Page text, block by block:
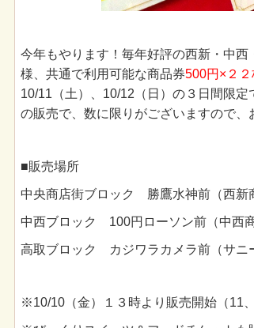
今年もやります！毎年好評の西新・中
様、共通で利用可能な商品券500円×２
10/11（土）、10/12（日）の３日間限
の販売で、数に限りがございますので、
■販売場所
中央商店街ブロック 勝鷹水神前（西新
中西ブロック 100円ローソン前（中西
高取ブロック カジワラカメラ前（サニ
※10/10（金）１３時より販売開始（11